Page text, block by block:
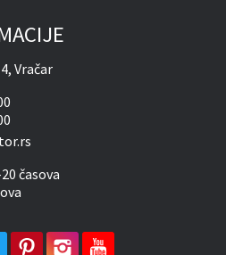
Vračar
časova
pinterestinstagramyoutube